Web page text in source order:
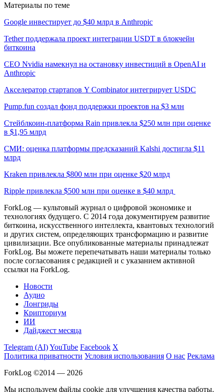
Материалы по теме
Google инвестирует до $40 млрд в Anthropic
Tether поддержала проект интеграции USDT в блокчейн
биткоина
CEO Nvidia намекнул на остановку инвестиций в OpenAI и
Anthropic
Акселератор стартапов Y Combinator интегрирует USDC
Pump.fun создал фонд поддержки проектов на $3 млн
Стейблкоин-платформа Rain привлекла $250 млн при оценке
в $1,95 млрд
СМИ: оценка платформы предсказаний Kalshi достигла $11
млрд
Kraken привлекла $800 млн при оценке $20 млрд
Ripple привлекла $500 млн при оценке в $40 млрд
ForkLog — культовый журнал о цифровой экономике и
технологиях будущего. С 2014 года документируем развитие
биткоина, искусственного интеллекта, квантовых технологий
и других систем, определяющих трансформацию и развитие
цивилизации. Все опубликованные материалы принадлежат
ForkLog. Вы можете перепечатывать наши материалы только
после согласования с редакцией и с указанием активной
ссылки на ForkLog.
Новости
Аудио
Лонгриды
Крипториум
ИИ
Дайджест месяца
Telegram (AI)YouTube Facebook X
Политика приватности Условия использования О нас Реклама
ForkLog ©2014 — 2026
Мы используем файлы cookie для улучшения качества работы.